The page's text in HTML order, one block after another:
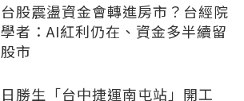
台股震盪資金會轉進房市？台經院
學者：AI紅利仍在、資金多半續留
股市
日勝生「台中捷運南屯站」開工